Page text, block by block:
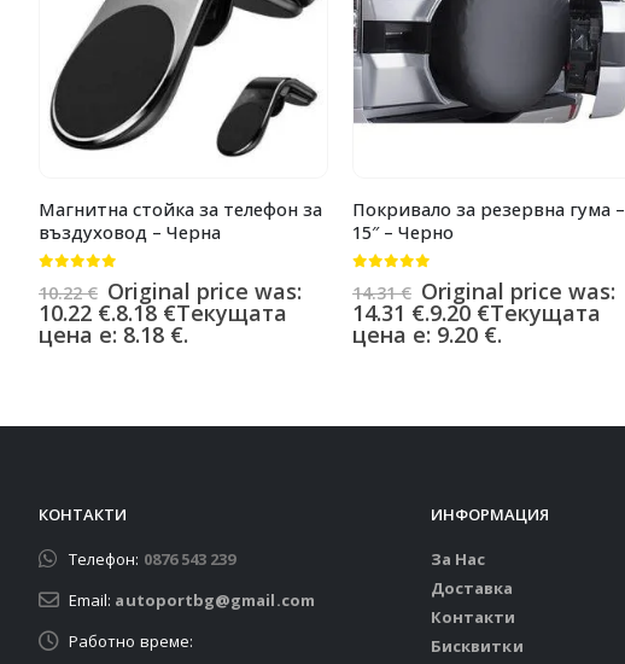
Магнитна стойка за телефон за
въздуховод – Черна
10.22€ Original price was:
10.22 €.8.18 €Текущата
цена е: 8.18 €.
Покривало за резервна гума –
15″ – Черно
14.31€ Original price was:
14.31 €.9.20 €Текущата
цена е: 9.20 €.
КОНТАКТИ
Телефон: 0876 543 239
Email: autoportbg@gmail.com
Работно време:
ИНФОРМАЦИЯ
За Нас
Доставка
Контакти
Бисквитки